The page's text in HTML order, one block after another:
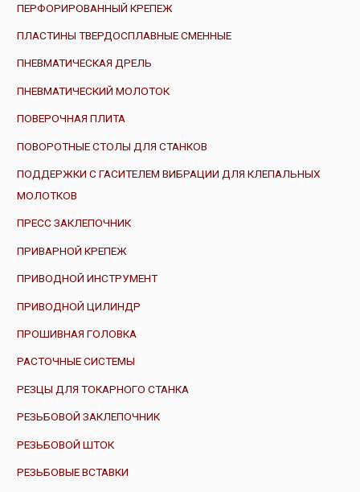
ПЕРФОРИРОВАННЫЙ КРЕПЕЖ
ПЛАСТИНЫ ТВЕРДОСПЛАВНЫЕ СМЕННЫЕ
ПНЕВМАТИЧЕСКАЯ ДРЕЛЬ
ПНЕВМАТИЧЕСКИЙ МОЛОТОК
ПОВЕРОЧНАЯ ПЛИТА
ПОВОРОТНЫЕ СТОЛЫ ДЛЯ СТАНКОВ
ПОДДЕРЖКИ С ГАСИТЕЛЕМ ВИБРАЦИИ ДЛЯ КЛЕПАЛЬНЫХ
МОЛОТКОВ
ПРЕСС ЗАКЛЕПОЧНИК
ПРИВАРНОЙ КРЕПЕЖ
ПРИВОДНОЙ ИНСТРУМЕНТ
ПРИВОДНОЙ ЦИЛИНДР
ПРОШИВНАЯ ГОЛОВКА
РАСТОЧНЫЕ СИСТЕМЫ
РЕЗЦЫ ДЛЯ ТОКАРНОГО СТАНКА
РЕЗЬБОВОЙ ЗАКЛЕПОЧНИК
РЕЗЬБОВОЙ ШТОК
РЕЗЬБОВЫЕ ВСТАВКИ